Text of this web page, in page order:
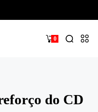
0
do CD